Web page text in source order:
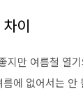
이
만 여름철 열
에 없어서는 안